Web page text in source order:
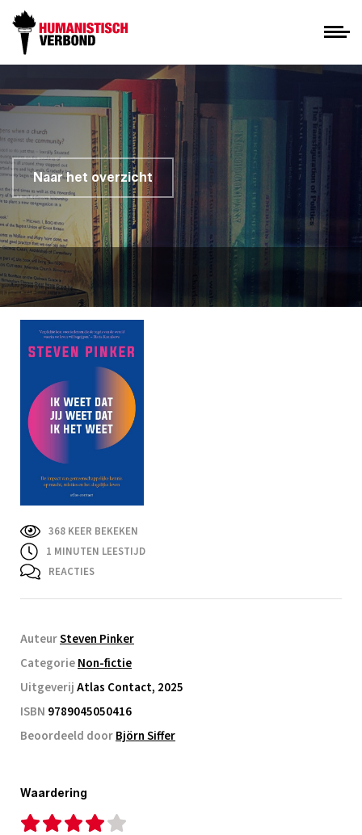
Naar het overzicht
368 KEER BEKEKEN
1 MINUTEN LEESTIJD
REACTIES
AuteurSteven Pinker
CategorieNon-fictie
UitgeverijAtlas Contact, 2025
ISBN 9789045050416
Beoordeeld doorBjörn Siffer
Waardering